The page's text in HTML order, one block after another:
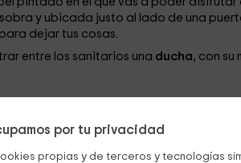
por tu privacidad
propias y de terceros y tecnologías
y ubicada justo al lado de una
para dejar tus cosas.
entre los sanitarios una ducha, con su
Toledo (Capital)